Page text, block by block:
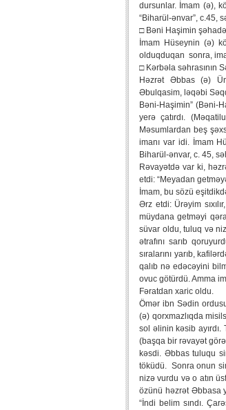
dursunlar. İmam (ə),
“Biharül-ənvar”, c.45,
□ Bəni Haşimin
İmam Hüseynin (ə)
olduqduqan sonra,
□ Kərbəla səhrasının
Həzrət Əbbas (ə)
Əbulqasim, ləqəbi
Bəni-Haşimin” (Bəni-
yerə çatırdı.
Məsumlardan beş
imanı var idi. İmam
Biharül-ənvar, c. 45,
Rəvayətdə var ki,
etdi: “Meyadan
İmam, bu sözü
Ərz etdi: Ürəyim
müydana getməyi
süvar oldu, tuluq və
ətrafını sarıb
sıralarını yarıb,
qalıb nə edəcəyini
ovuc götürdü. Amma
Fəratdan xaric oldu.
Ömər ibn Sədin
(ə) qorxmazlıqda
sol əlinin kəsib
(başqa bir rəvayət
kəsdi. Əbbas tuluqu
töküdü. Sonra onun
nizə vurdu və o atın
özünü həzrət Əbbasa
“İndi belim sındı.